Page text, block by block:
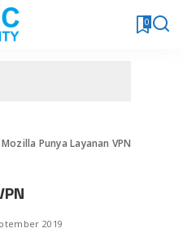
0
Mozilla Punya Layanan VPN
2019